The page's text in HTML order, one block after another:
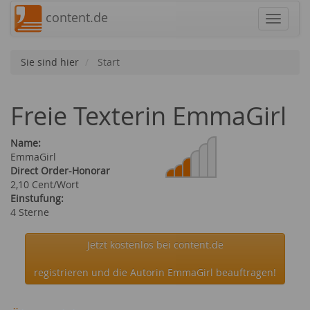
content.de
Sie sind hier Start
Freie Texterin EmmaGirl
Name:
EmmaGirl
Direct Order-Honorar
2,10 Cent/Wort
Einstufung:
4 Sterne
Jetzt kostenlos bei content.de
registrieren und die Autorin EmmaGirl beauftragen!